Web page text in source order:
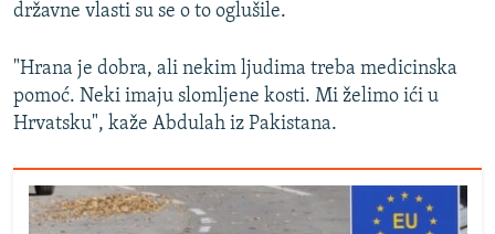
državne vlasti su se o to oglušile.
"Hrana je dobra, ali nekim ljudima treba medicinska
pomoć. Neki imaju slomljene kosti. Mi želimo ići u
Hrvatsku", kaže Abdulah iz Pakistana.